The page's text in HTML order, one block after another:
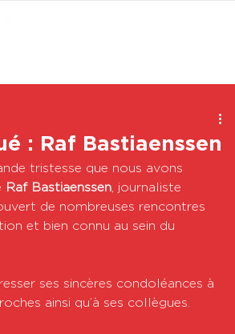
: Raf Bastiaenssen
tristesse que nous avons
Raf Bastiaenssen , journaliste
de nombreuses rencontres
et bien connu au sein du
ses sincères condoléances à
ainsi qu’à ses collègues.